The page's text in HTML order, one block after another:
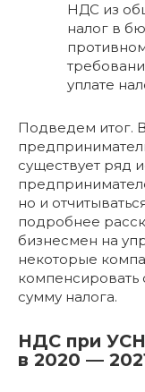
НДС из
налог в
уплате
Подведем итог.
существует ряд
но и
подробнее
бизнесмен на
некоторые
компенсировать
сумму налога.
НДС при
в 2020 —